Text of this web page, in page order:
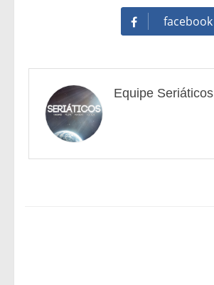
facebook
Equipe Seriáticos